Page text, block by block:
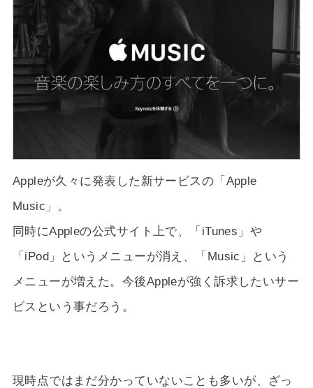
Appleが久々に発表した新サービスの「Apple
Music」。
同時にAppleの公式サイト上で、「iTunes」や
「iPod」というメニューが消え、「Music」という
メニューが増えた。今後Appleが強く訴求したいサー
ビスという事だろう。
現時点ではまだ分かっていないことも多いが、ざっ